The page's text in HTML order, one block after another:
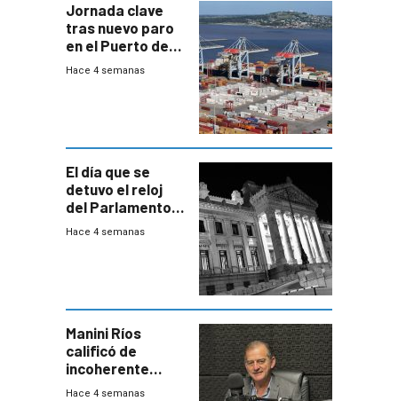
Jornada clave
tras nuevo paro
en el Puerto de
Montevideo
Hace 4 semanas
El día que se
detuvo el reloj
del Parlamento
para negociar
Hace 4 semanas
Manini Ríos
calificó de
incoherente
decisión de
Hace 4 semanas